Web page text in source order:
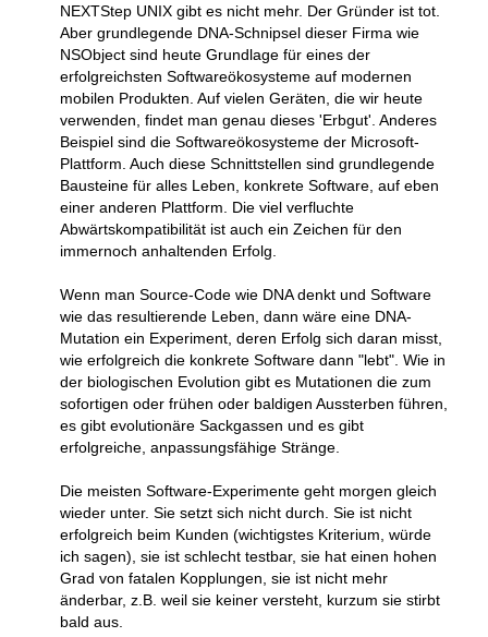
NEXTStep UNIX gibt es nicht mehr. Der Gründer ist tot.
Aber grundlegende DNA-Schnipsel dieser Firma wie
NSObject sind heute Grundlage für eines der
erfolgreichsten Softwareökosysteme auf modernen
mobilen Produkten. Auf vielen Geräten, die wir heute
verwenden, findet man genau dieses 'Erbgut'. Anderes
Beispiel sind die Softwareökosysteme der Microsoft-
Plattform. Auch diese Schnittstellen sind grundlegende
Bausteine für alles Leben, konkrete Software, auf eben
einer anderen Plattform. Die viel verfluchte
Abwärtskompatibilität ist auch ein Zeichen für den
immernoch anhaltenden Erfolg.
Wenn man Source-Code wie DNA denkt und Software
wie das resultierende Leben, dann wäre eine DNA-
Mutation ein Experiment, deren Erfolg sich daran misst,
wie erfolgreich die konkrete Software dann "lebt". Wie in
der biologischen Evolution gibt es Mutationen die zum
sofortigen oder frühen oder baldigen Aussterben führen,
es gibt evolutionäre Sackgassen und es gibt
erfolgreiche, anpassungsfähige Stränge.
Die meisten Software-Experimente geht morgen gleich
wieder unter. Sie setzt sich nicht durch. Sie ist nicht
erfolgreich beim Kunden (wichtigstes Kriterium, würde
ich sagen), sie ist schlecht testbar, sie hat einen hohen
Grad von fatalen Kopplungen, sie ist nicht mehr
änderbar, z.B. weil sie keiner versteht, kurzum sie stirbt
bald aus.